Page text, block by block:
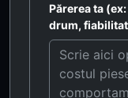
Părerea ta
drum,